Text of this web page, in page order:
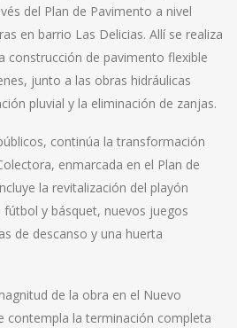
del Plan de Pavimento a nivel
en barrio Las Delicias. Allí se realiza
construcción de pavimento flexible
junto a las obras hidráulicas
pluvial y la eliminación de zanjas.
continúa la transformación
enmarcada en el Plan de
la revitalización del playón
y básquet, nuevos juegos
de descanso y una huerta
de la obra en el Nuevo
contempla la terminación completa